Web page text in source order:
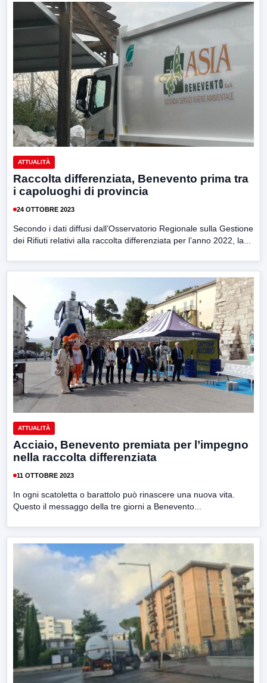
ATTUALITÀ
Raccolta differenziata, Benevento prima tra
i capoluoghi di provincia
24 OTTOBRE 2023
Secondo i dati diffusi dall’Osservatorio Regionale sulla Gestione
dei Rifiuti relativi alla raccolta differenziata per l’anno 2022, la...
ATTUALITÀ
Acciaio, Benevento premiata per l’impegno
nella raccolta differenziata
11 OTTOBRE 2023
In ogni scatoletta o barattolo può rinascere una nuova vita.
Questo il messaggo della tre giorni a Benevento...